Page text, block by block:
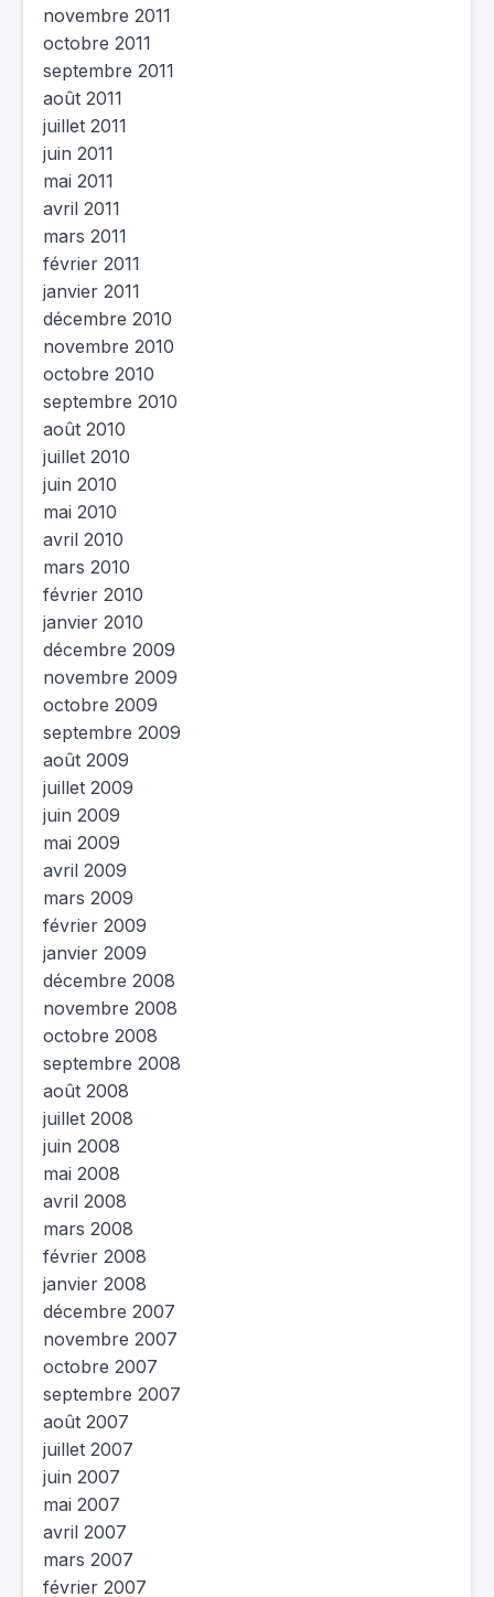
novembre 2011
octobre 2011
septembre 2011
août 2011
juillet 2011
juin 2011
mai 2011
avril 2011
mars 2011
février 2011
janvier 2011
décembre 2010
novembre 2010
octobre 2010
septembre 2010
août 2010
juillet 2010
juin 2010
mai 2010
avril 2010
mars 2010
février 2010
janvier 2010
décembre 2009
novembre 2009
octobre 2009
septembre 2009
août 2009
juillet 2009
juin 2009
mai 2009
avril 2009
mars 2009
février 2009
janvier 2009
décembre 2008
novembre 2008
octobre 2008
septembre 2008
août 2008
juillet 2008
juin 2008
mai 2008
avril 2008
mars 2008
février 2008
janvier 2008
décembre 2007
novembre 2007
octobre 2007
septembre 2007
août 2007
juillet 2007
juin 2007
mai 2007
avril 2007
mars 2007
février 2007